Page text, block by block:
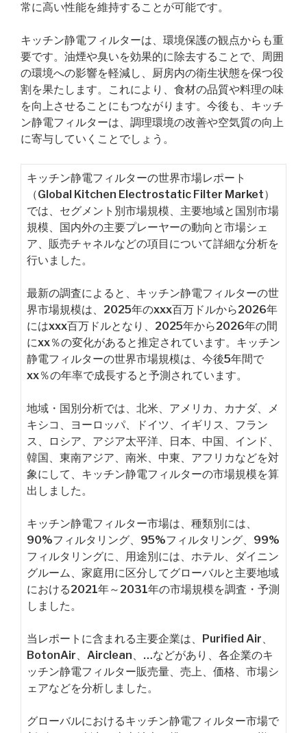
常に高い性能を維持することが可能です。
キッチン静電フィルターは、環境保護の観点からも重
要です。油煙や臭いを効果的に除去することで、周囲
の環境への影響を軽減し、厨房内の衛生状態を保つ役
割を果たします。これにより、食材の品質や料理の味
を向上させることにもつながります。今後も、キッチ
ン静電フィルターは、調理環境の改善や空気質の向上
に寄与していくことでしょう。
キッチン静電フィルターの世界市場レポート
（Global Kitchen Electrostatic Filter Market）
では、セグメント別市場規模、主要地域と国別市場
規模、国内外の主要プレーヤーの動向と市場シェ
ア、販売チャネルなどの項目について詳細な分析を
行いました。
最新の調査によると、キッチン静電フィルターの世
界市場規模は、2025年のxxx百万ドルから2026年
にはxxx百万ドルとなり、2025年から2026年の間
にxx％の変化があると推定されています。キッチン
静電フィルターの世界市場規模は、今後5年間で
xx％の年率で成長すると予測されています。
地域・国別分析では、北米、アメリカ、カナダ、メ
キシコ、ヨーロッパ、ドイツ、イギリス、フラン
ス、ロシア、アジア太平洋、日本、中国、インド、
韓国、東南アジア、南米、中東、アフリカなどを対
象にして、キッチン静電フィルターの市場規模を算
出しました。
キッチン静電フィルター市場は、種類別には、
90%フィルタリング、95%フィルタリング、99%
フィルタリングに、用途別には、ホテル、ダイニン
グルーム、家庭用に区分してグローバルと主要地域
における2021年～2031年の市場規模を調査・予測
しました。
当レポートに含まれる主要企業は、Purified Air、
BotonAir、Airclean、…などがあり、各企業のキ
ッチン静電フィルター販売量、売上、価格、市場シ
ェアなどを分析しました。
グローバルにおけるキッチン静電フィルター市場で